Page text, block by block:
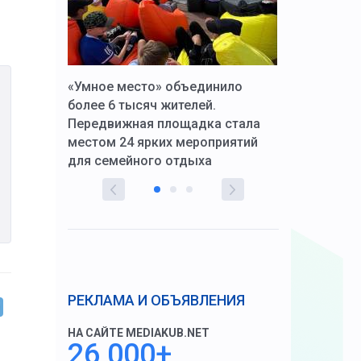
«Умное место» объединило
более 6 тысяч жителей.
Передвижная площадка стала
местом 24 ярких мероприятий
для семейного отдыха
РЕКЛАМА И ОБЪЯВЛЕНИЯ
НА САЙТЕ MEDIAKUB.NET